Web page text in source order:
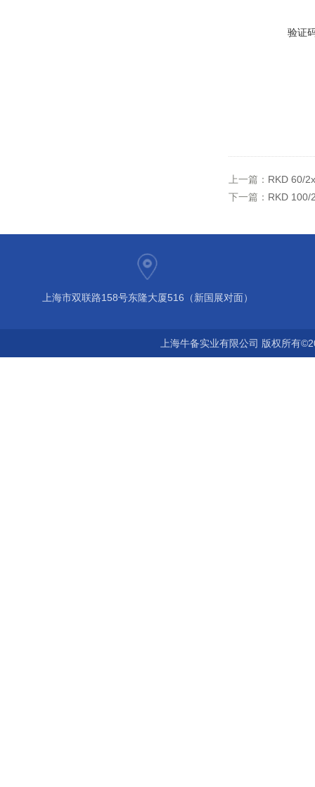
验证
上一篇： RKD 60/
下一篇： RKD 100/
上海市双联路158号东隆大厦516（新国展对面）
上海牛备实业有限公司 版权所有